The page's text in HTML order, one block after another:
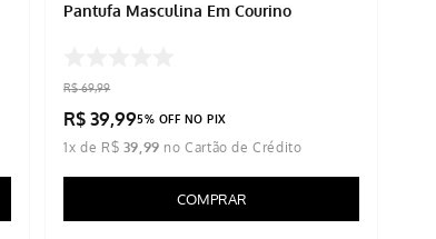
Pantufa Masculina Em Courino
R$ 69,99
R$ 39,995% OFF NO PIX
1x de R$ 39,99
COMPRAR